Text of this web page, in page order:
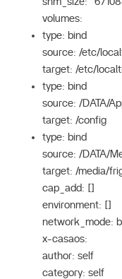
volumes:
type: bind
source: /etc/
target: /etc/
type: bind
source: /DATA/
target: /config
type: bind
source: /DATA/
target: /media/
cap_add: []
environment: []
network_mode:
x-casaos:
author: self
category: self